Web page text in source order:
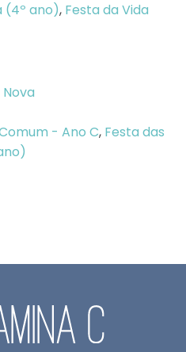
(4º ano), Festa da Vida
- Ano C, Festa das